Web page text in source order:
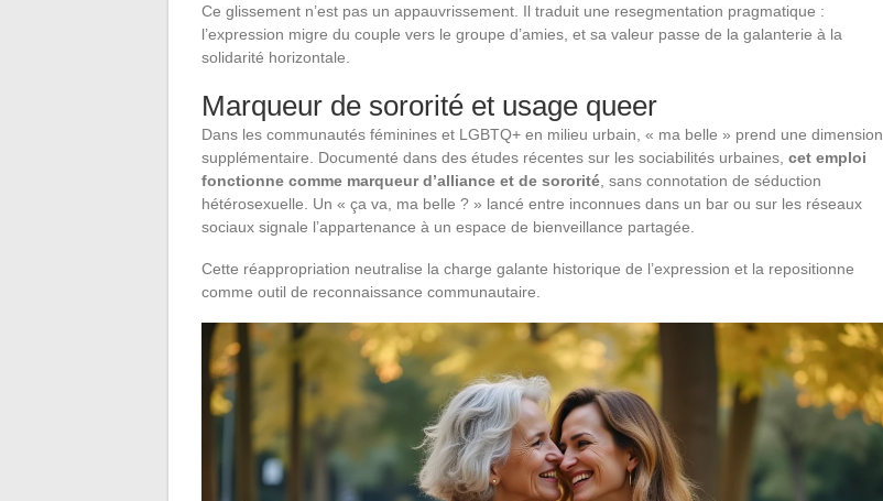
Ce glissement n’est pas un appauvrissement. Il traduit une resegmentation pragmatique :
l’expression migre du couple vers le groupe d’amies, et sa valeur passe de la galanterie à la
solidarité horizontale.
Marqueur de sororité et usage queer
Dans les communautés féminines et LGBTQ+ en milieu urbain, « ma belle » prend une dimension
supplémentaire. Documenté dans des études récentes sur les sociabilités urbaines, cet emploi
fonctionne comme marqueur d’alliance et de sororité , sans connotation de séduction
hétérosexuelle. Un « ça va, ma belle ? » lancé entre inconnues dans un bar ou sur les réseaux
sociaux signale l’appartenance à un espace de bienveillance partagée.
Cette réappropriation neutralise la charge galante historique de l’expression et la repositionne
comme outil de reconnaissance communautaire.